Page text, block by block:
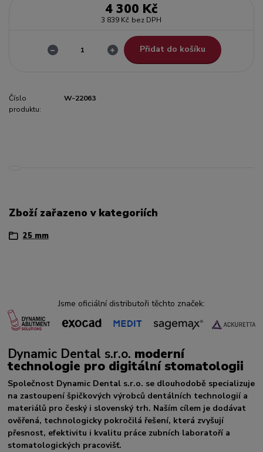
4 300 Kč
3 839 Kč bez DPH
Přidat do košíku
Číslo
produktu:
W-22063
Zboží zařazeno v kategoriích
25 mm
Jsme oficiální distributoři těchto značek:
Dynamic Dental s.r.o. moderní
technologie pro digitální stomatologii
Společnost Dynamic Dental s.r.o. se dlouhodobě specializuje
na zastoupení špičkových výrobců dentálních technologií a
materiálů pro český i slovenský trh. Naším cílem je dodávat
ověřená, technologicky pokročilá řešení, která zvyšují
přesnost, efektivitu i kvalitu práce zubních laboratoří a
stomatologických pracovišť.